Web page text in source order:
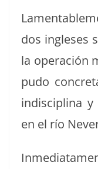
dos ingle­ses
la operación
pudo
indis­ci­plina
en el río